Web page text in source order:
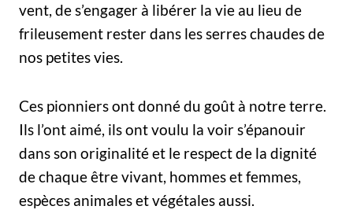
vent, de s’engager à libérer la vie au lieu de
frileusement rester dans les serres chaudes de
nos petites vies.
Ces pionniers ont donné du goût à notre terre.
Ils l’ont aimé, ils ont voulu la voir s’épanouir
dans son originalité et le respect de la dignité
de chaque être vivant, hommes et femmes,
espèces animales et végétales aussi.